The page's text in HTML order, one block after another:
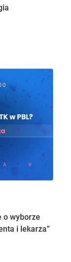
o wyborze
i lekarza”